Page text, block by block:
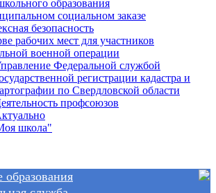
образования
социальном заказе
безопасность
рабочих мест для участников
военной операции
Федеральной службой
регистрации кадастра и
по Свердловской области
профсоюзов
школа"
образования